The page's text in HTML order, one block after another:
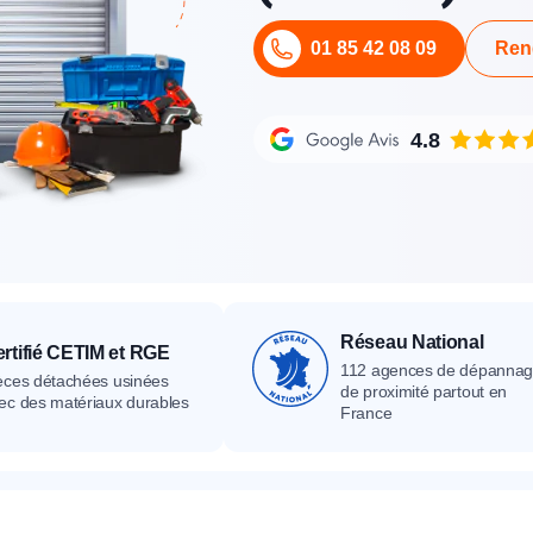
Devis gratuit Contact
Catalogue Devis gratuit Contact
Catalogue Devis gratuit Contact
01 85 42 08 09
4.8
CETIM et RGE
détachées usinées
des matériaux durables
Réseau National
112 agences de
de proximité partout en
France